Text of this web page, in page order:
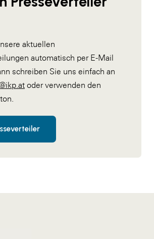
aktuellen
automatisch per E-Mail
schreiben Sie uns einfach an
oder verwenden den